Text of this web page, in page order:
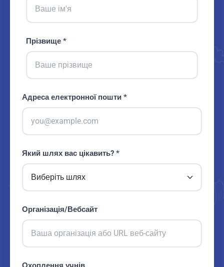
Прізвище *
Адреса електронної пошти *
Який шлях вас цікавить? *
Організація/Вебсайт